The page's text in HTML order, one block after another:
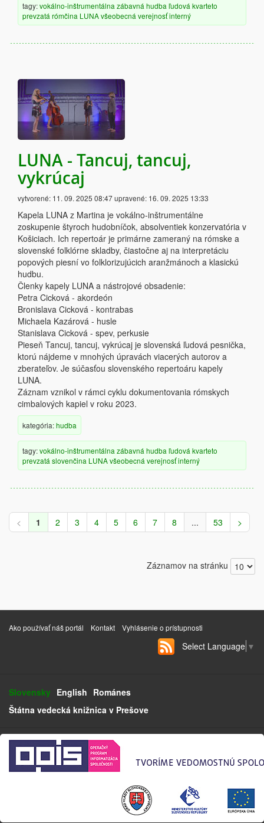
tagy:vokálno-inštrumentálna zábavná hudba ľudová kvarteto
prevzatá rómčina LUNAvšeobecná verejnosťinterný
LUNA - Tancuj, tancuj,
vykrúcaj
vytvorené: 11. 09. 2025 08:47upravené: 16. 09. 2025 13:33
Kapela LUNA z Martina je vokálno-inštrumentálne
zoskupenie štyroch hudobníčok, absolventiek konzervatória v
Košiciach. Ich repertoár je primárne zameraný na rómske a
slovenské folklórne skladby, čiastočne aj na interpretáciu
popových piesní vo folklorizujúcich aranžmánoch a klasickú
hudbu.
Členky kapely LUNA a nástrojové obsadenie:
Petra Cicková - akordeón
Bronislava Cicková - kontrabas
Michaela Kazárová - husle
Stanislava Cicková - spev, perkusie
Pieseň Tancuj, tancuj, vykrúcaj je slovenská ľudová pesnička,
ktorú nájdeme v mnohých úpravách viacerých autorov a
zberateľov. Je súčasťou slovenského repertoáru kapely
LUNA.
Záznam vznikol v rámci cyklu dokumentovania rómskych
cimbalových kapiel v roku 2023.
kategória:hudba
tagy:vokálno-inštrumentálna zábavná hudba ľudová kvarteto
prevzatá slovenčina LUNAvšeobecná verejnosťinterný
< 1 2 3 4 5 6 7 8 ... 53 >
Záznamov na stránku
Ako používať náš portál Kontakt Vyhlásenie o prístupnosti
Select Language ▼
Slovensky English Románes
Štátna vedecká knižnica v Prešove